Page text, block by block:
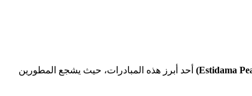
أحد أبرز هذه المبادرات، حيث يشجع المطورين